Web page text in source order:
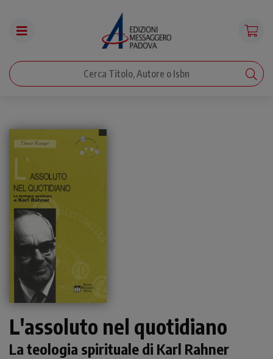
L'assoluto nel quotidiano
La teologia spirituale di Karl Rahner